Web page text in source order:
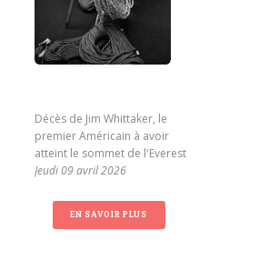
Décès de Jim Whittaker, le
premier Américain à avoir
atteint le sommet de l'Everest
Jeudi 09 avril 2026
EN SAVOIR PLUS